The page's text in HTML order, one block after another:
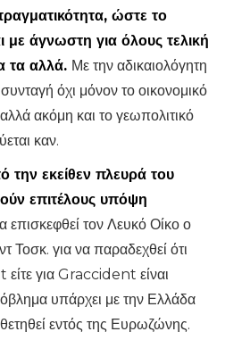
ώστε το
με άγνωστη για όλους τελική
τα αλλά. Με την αδικαιολόγητη
όχι μόνον το οικονομικό
ακόμη και το γεωπολιτικό
καν.
την εκείθεν πλευρά του
επιτέλους υπόψη
επισκεφθεί τον Λευκό Οίκο ο
Τοσκ. για να παραδεχθεί ότι
είτε για Graccident είναι
υπάρχει με την Ελλάδα
εντός της Ευρωζώνης.